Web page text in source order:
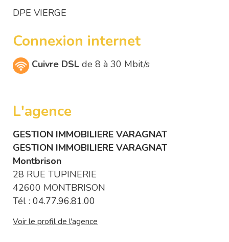
DPE VIERGE
Connexion internet
Cuivre DSL de 8 à 30 Mbit/s
L'agence
GESTION IMMOBILIERE VARAGNAT
GESTION IMMOBILIERE VARAGNAT
Montbrison
28 RUE TUPINERIE
42600 MONTBRISON
Tél : 04.77.96.81.00
Voir le profil de l'agence